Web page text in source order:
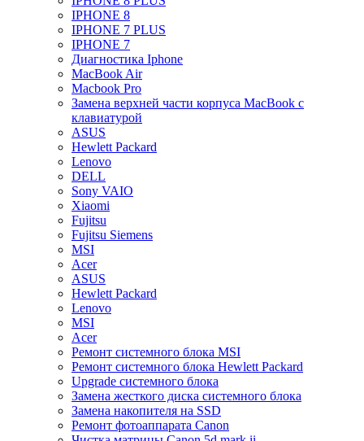
IPHONE 8
IPHONE 7 PLUS
IPHONE 7
Диагностика Iphone
MacBook Air
Macbook Pro
Замена верхней части корпуса MacBook с
клавиатурой
ASUS
Hewlett Packard
Lenovo
DELL
Sony VAIO
Xiaomi
Fujitsu
Fujitsu Siemens
MSI
Acer
ASUS
Hewlett Packard
Lenovo
MSI
Acer
Ремонт системного блока MSI
Ремонт системного блока Hewlett Packard
Upgrade системного блока
Замена жесткого диска системного блока
Замена накопителя на SSD
Ремонт фотоаппарата Canon